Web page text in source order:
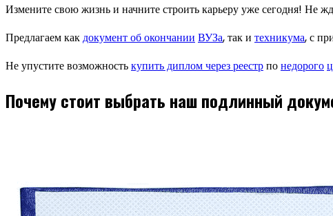
Измените свою жизнь и начните строить карьеру уже сегодня! Не
Предлагаем какдокумент об окончании ВУЗа, так и техникума, с
Не упустите возможностькупить диплом через реестрпонедорого
Почему стоит выбрать наш подлинный